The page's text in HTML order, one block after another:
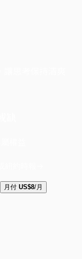
月付 US$8/月